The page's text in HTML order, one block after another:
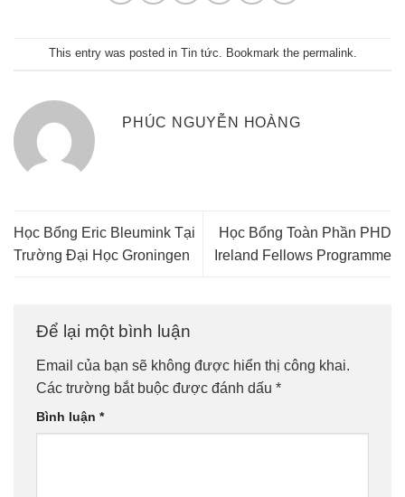
This entry was posted in Tin tức. Bookmark the permalink.
PHÚC NGUYỄN HOÀNG
Học Bổng Eric Bleumink Tại
Trường Đại Học Groningen
Học Bổng Toàn Phần PHD
Ireland Fellows Programme
Để lại một bình luận
Email của bạn sẽ không được hiển thị công khai.
Các trường bắt buộc được đánh dấu *
Bình luận *